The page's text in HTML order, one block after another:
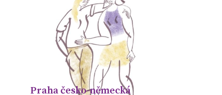
Praha česko-německá